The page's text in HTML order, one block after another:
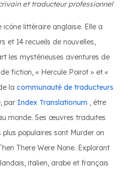
et traducteur professionnel
littéraire anglaise. Elle a
et 14 recueils de nouvelles,
les mystérieuses aventures de
fiction, « Hercule Poirot » et «
la communauté de traducteurs
par Index Translationum , être
monde. Ses œuvres traduites
populaires sont Murder on
There Were None. Explorant
italien, arabe et français